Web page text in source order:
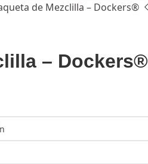
de Mezclilla – Dockers®
– Dockers®